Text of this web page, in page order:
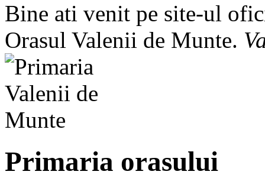
Bine ati venit pe site-ul
Orasul Valenii de Munte.
Primaria orasului